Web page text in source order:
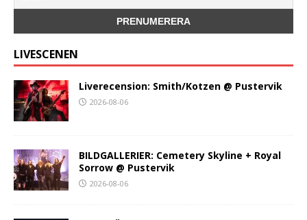
LIVESCENEN
Liverecension: Smith/Kotzen @ Pustervik
2026-08-06
BILDGALLERIER: Cemetery Skyline + Royal
Sorrow @ Pustervik
2026-08-06